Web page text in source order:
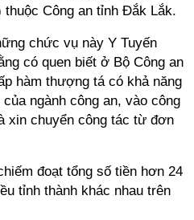
Công an tỉnh Đắk Lắk.
chức vụ này Y Tuyến
có quen biết ở Bộ Công an
hàm thượng tá có khả năng
ngành công an, vào công
xin chuyển công tác từ đơn
đoạt tổng số tiền hơn 24
tỉnh thành khác nhau trên